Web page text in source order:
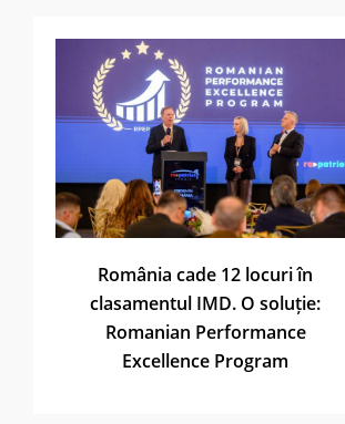
România cade 12 locuri în
clasamentul IMD. O soluție:
Romanian Performance
Excellence Program